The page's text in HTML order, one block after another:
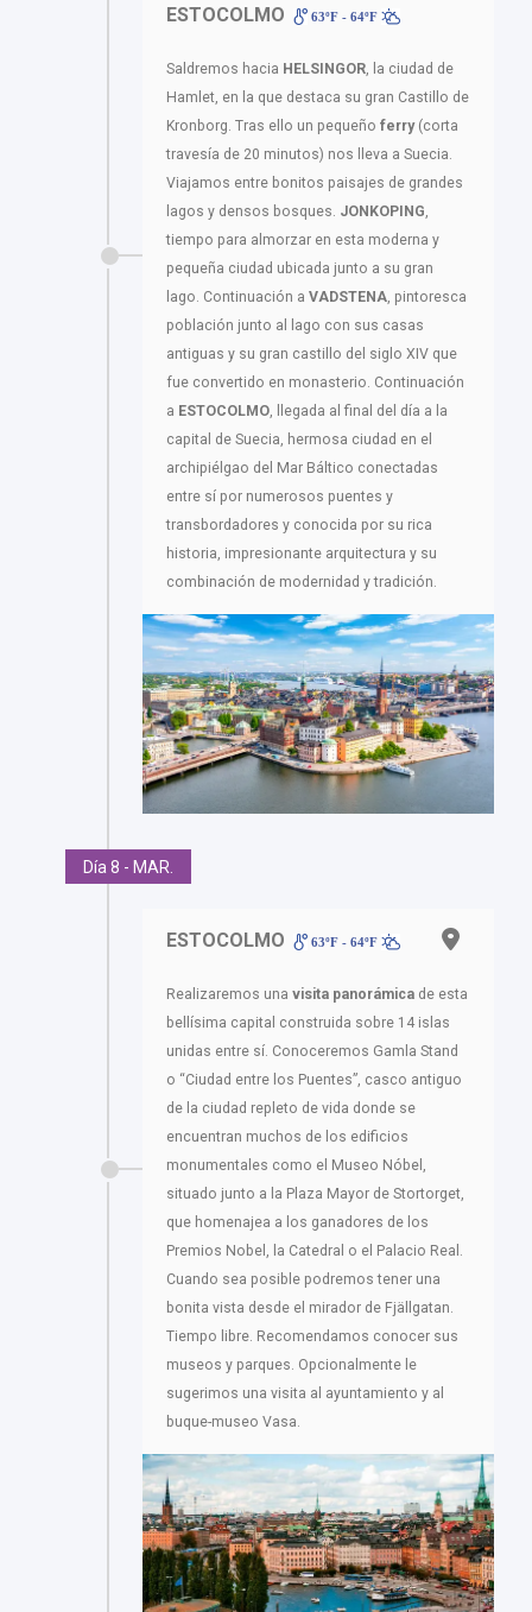
ESTOCOLMO
63ºF - 64ºF
Saldremos hacia HELSINGOR, la ciudad de
Hamlet, en la que destaca su gran Castillo de
Kronborg. Tras ello un pequeño ferry (corta
travesía de 20 minutos) nos lleva a Suecia.
Viajamos entre bonitos paisajes de grandes
lagos y densos bosques. JONKOPING,
tiempo para almorzar en esta moderna y
pequeña ciudad ubicada junto a su gran
lago. Continuación a VADSTENA, pintoresca
población junto al lago con sus casas
antiguas y su gran castillo del siglo XIV que
fue convertido en monasterio. Continuación
a ESTOCOLMO, llegada al final del día a la
capital de Suecia, hermosa ciudad en el
archipiélgao del Mar Báltico conectadas
entre sí por numerosos puentes y
transbordadores y conocida por su rica
historia, impresionante arquitectura y su
combinación de modernidad y tradición.
Día 8 - MAR.
ESTOCOLMO 63ºF - 64ºF
Realizaremos una visita panorámica de esta
bellísima capital construida sobre 14 islas
unidas entre sí. Conoceremos Gamla Stand
o “Ciudad entre los Puentes”, casco antiguo
de la ciudad repleto de vida donde se
encuentran muchos de los edificios
monumentales como el Museo Nóbel,
situado junto a la Plaza Mayor de Stortorget,
que homenajea a los ganadores de los
Premios Nobel, la Catedral o el Palacio Real.
Cuando sea posible podremos tener una
bonita vista desde el mirador de Fjällgatan.
Tiempo libre. Recomendamos conocer sus
museos y parques. Opcionalmente le
sugerimos una visita al ayuntamiento y al
buque-museo Vasa.